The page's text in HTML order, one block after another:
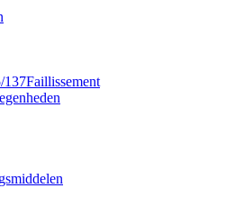
137Faillissement